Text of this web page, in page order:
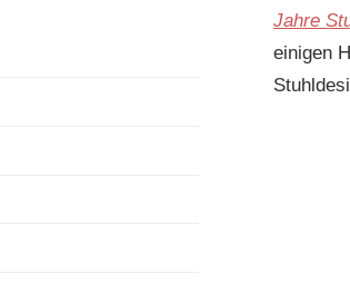
Jahre
einigen